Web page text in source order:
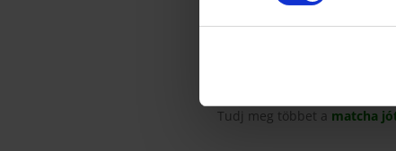
rendelkeznek a sok
köd miatt, ami segít
Tudj meg többet a matcha